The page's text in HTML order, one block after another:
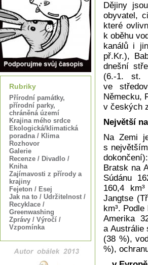
Rubriky
Přírodní památky,
přírodní parky,
chráněná území
Krajina mého srdce
Ekologická/klimatická
poradna / Klima
Rozhovor
Galerie
Recenze / Divadlo /
Kniha
Zajímavosti z přírody a
krajiny
Fejeton / Esej
Jak na to / Udržitelnost /
Recyklace /
Greenwashing
Zprávy / Výročí /
Vzpomínka
Dějiny
obyvatel,
které
k oběhu
kanálů i
př.Kr.),
dnešní
(6.-1. st.
ve
Německu,
v českých
Největší
Na Zemi
s
Bratsk na
Súdánu
160,4
Jangtse
km³.
Amerika
a Austrálie
(38 %),
%),